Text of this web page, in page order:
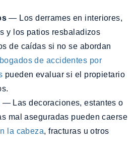
— Los derrames en interiores,
y los patios resbaladizos
de caídas si no se abordan
de accidentes por
pueden evaluar si el propietario
— Las decoraciones, estantes o
mal aseguradas pueden caerse
la cabeza, fracturas u otros